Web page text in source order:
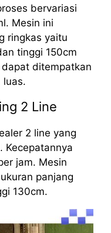
bervariasi
Mesin ini
ringkas yaitu
tinggi 150cm
ditempatkan
luas.
2 Line
2 line yang
Kecepatannya
jam. Mesin
panjang
130cm.